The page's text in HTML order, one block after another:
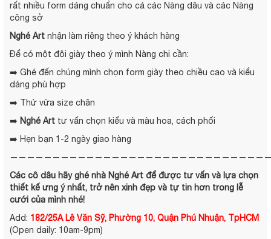
rất nhiều form dáng chuẩn cho cả các Nàng dâu và các Nàng
công sở
Nghé Art nhận làm riêng theo ý khách hàng
Để có một đôi giày theo ý mình Nàng chỉ cần:
➡️ Ghé đến chúng mình chọn form giày theo chiều cao và kiểu
dáng phù hợp
➡️ Thử vừa size chân
➡️ Nghé Art tư vấn chọn kiểu và màu hoa, cách phối
➡️ Hẹn bạn 1-2 ngày giao hàng
Các cô dâu hãy ghé nhà Nghé Art để được tư vấn và lựa chọn
thiết kế ưng ý nhất, trở nên xinh đẹp và tự tin hơn trong lễ
cưới của mình nhé!
Add: 182/25A Lê Văn Sỹ, Phường 10, Quận Phú Nhuận, TpHCM
(Open daily: 10am-9pm)